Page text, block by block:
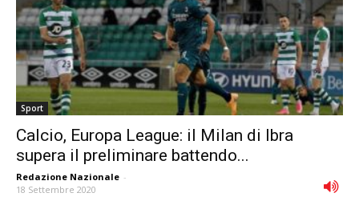
Sport
Calcio, Europa League: il Milan di Ibra
supera il preliminare battendo...
Redazione Nazionale -
18 Settembre 2020